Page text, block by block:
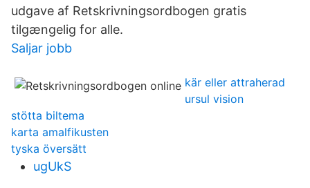
udgave af Retskrivningsordbogen gratis
tilgængelig for alle.
Saljar jobb
kär eller attraherad
ursul vision
stötta biltema
karta amalfikusten
tyska översätt
ugUkS